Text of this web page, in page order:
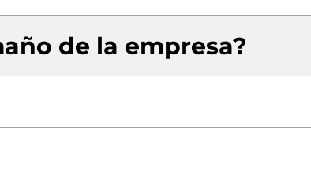
de la empresa?